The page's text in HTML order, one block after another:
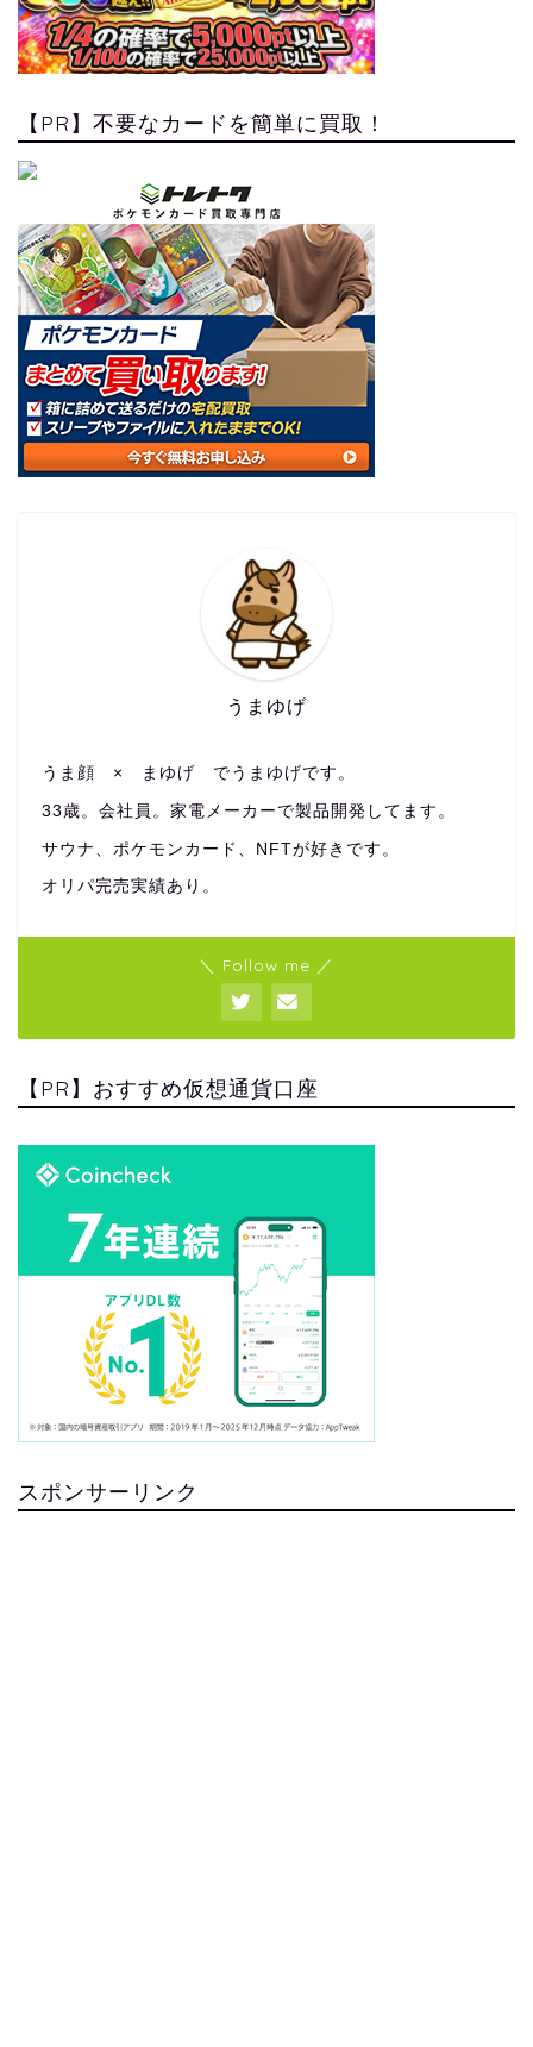
【PR】不要なカードを簡単に買取！
うまゆげ
うま顔 × まゆげ でうまゆげです。
33歳。会社員。家電メーカーで製品開発してます。
サウナ、ポケモンカード、NFTが好きです。
オリパ完売実績あり。
＼ Follow me ／
【PR】おすすめ仮想通貨口座
スポンサーリンク